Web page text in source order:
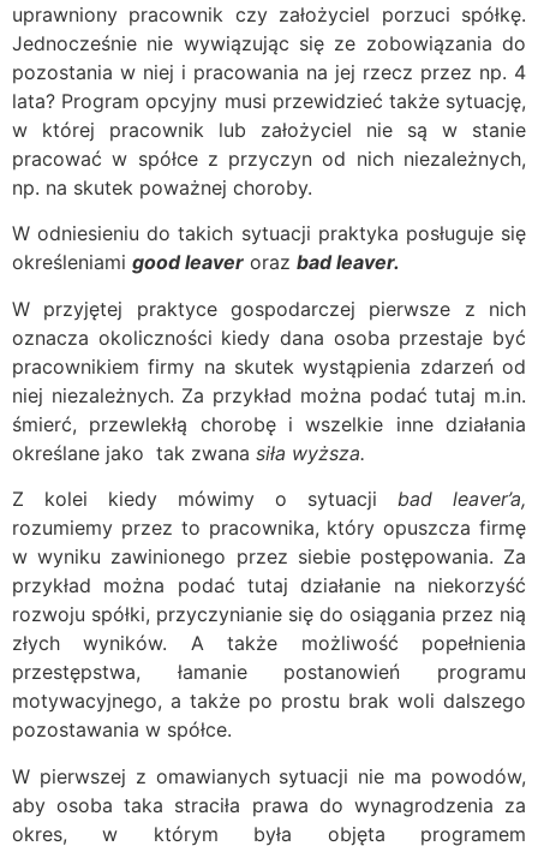
uprawniony pracownik czy założyciel porzuci spółkę.
Jednocześnie nie wywiązując się ze zobowiązania do
pozostania w niej i pracowania na jej rzecz przez np. 4
lata? Program opcyjny musi przewidzieć także sytuację,
w której pracownik lub założyciel nie są w stanie
pracować w spółce z przyczyn od nich niezależnych,
np. na skutek poważnej choroby.
W odniesieniu do takich sytuacji praktyka posługuje się
określeniami good leaver oraz bad leaver.
W przyjętej praktyce gospodarczej pierwsze z nich
oznacza okoliczności kiedy dana osoba przestaje być
pracownikiem firmy na skutek wystąpienia zdarzeń od
niej niezależnych. Za przykład można podać tutaj m.in.
śmierć, przewlekłą chorobę i wszelkie inne działania
określane jako tak zwana siła wyższa.
Z kolei kiedy mówimy o sytuacji bad leaver’a,
rozumiemy przez to pracownika, który opuszcza firmę
w wyniku zawinionego przez siebie postępowania. Za
przykład można podać tutaj działanie na niekorzyść
rozwoju spółki, przyczynianie się do osiągania przez nią
złych wyników. A także możliwość popełnienia
przestępstwa, łamanie postanowień programu
motywacyjnego, a także po prostu brak woli dalszego
pozostawania w spółce.
W pierwszej z omawianych sytuacji nie ma powodów,
aby osoba taka straciła prawa do wynagrodzenia za
okres, w którym była objęta programem